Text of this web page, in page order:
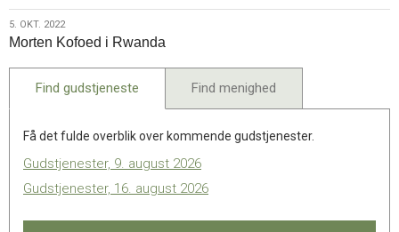
2022
5.
okt.
5. OKT. 2022
Morten Kofoed i Rwanda
Find gudstjeneste Find menighed
Få det fulde overblik over kommende gudstjenester.
Gudstjenester, 9. august 2026
Gudstjenester, 16. august 2026